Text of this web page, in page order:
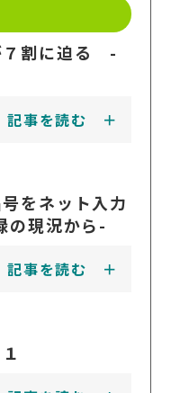
７割に迫る -
記事を読む
をネット入力
現況から-
記事を読む